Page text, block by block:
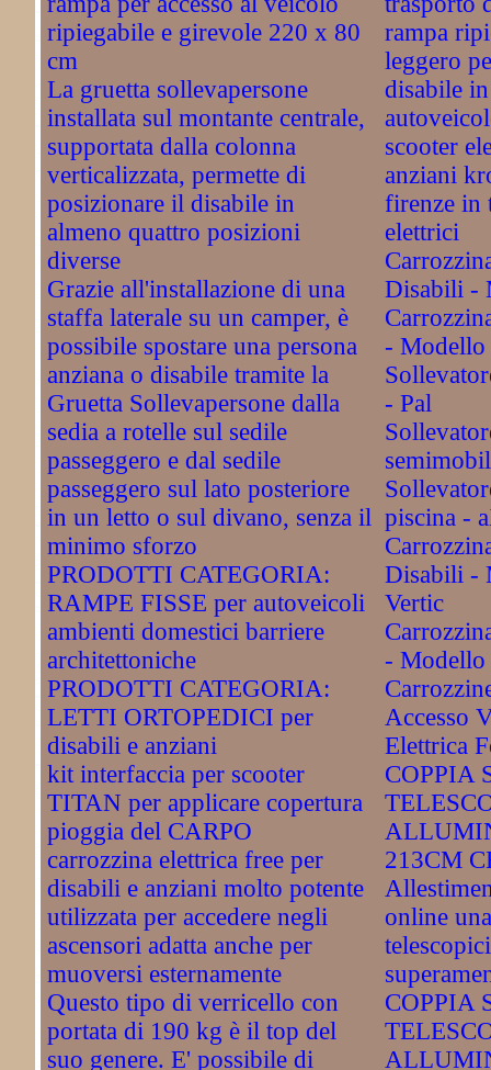
ripiegabile e girevole 220 x 80
cm
La gruetta sollevapersone
installata sul montante centrale,
supportata dalla colonna
verticalizzata, permette di
posizionare il disabile in
almeno quattro posizioni
diverse
Grazie all'installazione di una
staffa laterale su un camper, è
possibile spostare una persona
anziana o disabile tramite la
Gruetta Sollevapersone dalla
sedia a rotelle sul sedile
passeggero e dal sedile
passeggero sul lato posteriore
in un letto o sul divano, senza il
minimo sforzo
PRODOTTI CATEGORIA:
RAMPE FISSE per autoveicoli
ambienti domestici barriere
architettoniche
PRODOTTI CATEGORIA:
LETTI ORTOPEDICI per
disabili e anziani
kit interfaccia per scooter
TITAN per applicare copertura
pioggia del CARPO
carrozzina elettrica free per
disabili e anziani molto potente
utilizzata per accedere negli
ascensori adatta anche per
muoversi esternamente
Questo tipo di verricello con
portata di 190 kg è il top del
suo genere. E' possibile di
rampa
leggero
disabile
scooter
anziani
firenze in
elettrici
Disabili -
- Modello
- Pal
piscina -
Disabili -
Vertic
- Modello
Accesso
Elettrica
COPPIA
213CM
online
COPPIA